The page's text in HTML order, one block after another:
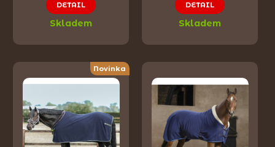
DETAIL
Skladem
DETAIL
Skladem
Novinka